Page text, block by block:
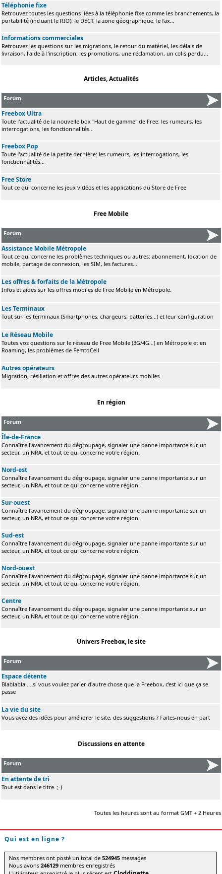
Téléphonie fixe
Retrouvez toutes les questions liées à la téléphonie fixe comme les branchements, la
portabilité (incluant le RIO), le DECT, la zone géographique, le fax...
Informations commerciales
Retrouvez les questions sur les migrations, le retour du matériel, les délais de
livraison, l'aide à l'inscription, les promotions, une réclamation, un colis perdu...
Articles, Actualités
Forum
Freebox Ultra
Toute l'actualité de la nouvelle box "Haut de gamme" de Free: les rumeurs, les
interrogations, les fonctionnalités...
Freebox Pop
Toute l'actualité de la petite dernière: les rumeurs, les interrogations, les
fonctionnalités...
Free Store
Tout ce qui concerne les jeux vidéos et les applications du Store de Free
Free Mobile
Forum
Assistance Mobile Métropole
Tout ce qui concerne les problèmes techniques ou autres: abonnement, location de
mobile, partage de connexion, les SIM, les factures...
Les offres & forfaits de la Métropole
Infos et aides sur les offres mobiles de Free Mobile en Métropole.
Les Terminaux
Tout sur les terminaux (Smartphones, chargeurs, batteries...) et leur configuration
Le Réseau Mobile
Toutes vos questions sur le réseau de Free Mobile (3G/4G...) en Métropole et en
Roaming, les problèmes de FemtoCell
Autres opérateurs
Migration, résiliation et offres des autres opérateurs mobiles
En région
Forum
Île-de-France
Connaître l'avancement du dégroupage, signaler une panne importante sur un
secteur, un NRA, et tout ce qui concerne votre région.
Nord-est
Connaître l'avancement du dégroupage, signaler une panne importante sur un
secteur, un NRA, et tout ce qui concerne votre région.
Sur-ouest
Connaître l'avancement du dégroupage, signaler une panne importante sur un
secteur, un NRA, et tout ce qui concerne votre région.
Sud-est
Connaître l'avancement du dégroupage, signaler une panne importante sur un
secteur, un NRA, et tout ce qui concerne votre région.
Nord-ouest
Connaître l'avancement du dégroupage, signaler une panne importante sur un
secteur, un NRA, et tout ce qui concerne votre région.
Centre
Connaître l'avancement du dégroupage, signaler une panne importante sur un
secteur, un NRA, et tout ce qui concerne votre région.
Univers Freebox, le site
Forum
Espace détente
Blablabla ... si vous voulez parler d'autre chose que la Freebox, c'est ici que ça se
passe
La vie du site
Vous avez des idées pour améliorer le site, des suggestions ? Faites-nous en part
Discussions en attente
Forum
En attente de tri
Tout est dans le titre. ;-)
Toutes les heures sont au format GMT + 2 Heures
Qui est en ligne ?
Nos membres ont posté un total de524945 messages
Nous avons246129 membres enregistrés